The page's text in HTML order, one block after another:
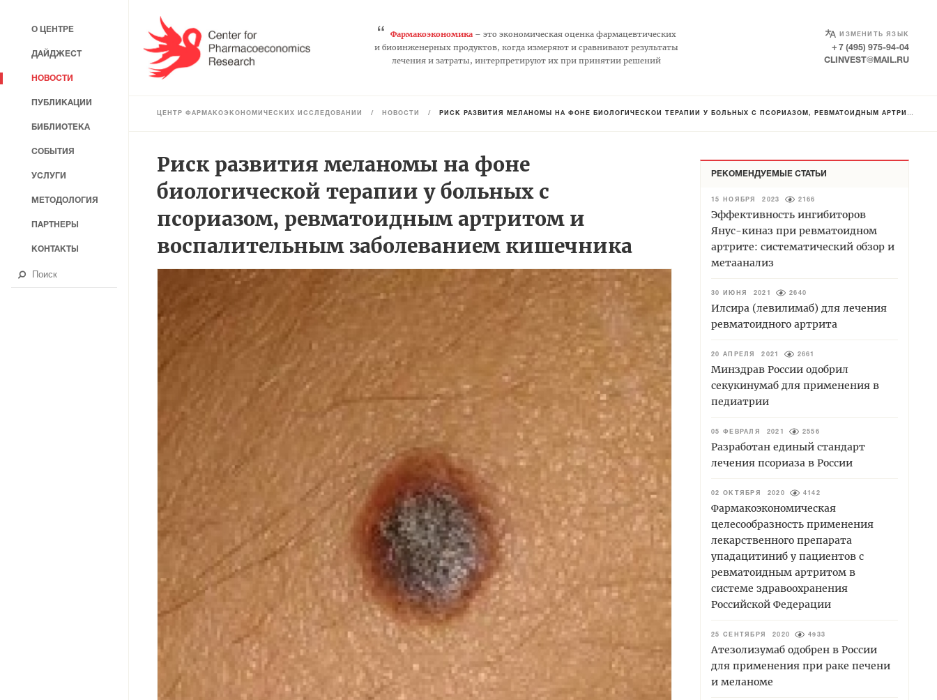
“ Фармакоэкономика– это экономическая оценка фармацевтических
и биоинженерных продуктов, когда измеряют и сравнивают результаты
лечения и затраты, интерпретируют их при принятии решений
ИЗМЕНИТЬ ЯЗЫК
SELECT LANGUAGE
+ 7 (495) 975-94-04
CLINVEST@MAIL.RU
ЦЕНТР ФАРМАКОЭКОНОМИЧЕСКИХ ИССЛЕДОВАНИЙ / НОВОСТИ / РИСК РАЗВИТИЯ МЕЛАНОМЫ НА ФОНЕ БИОЛОГИЧЕСКОЙ ТЕРАПИИ У БОЛЬНЫХ С ПСОРИАЗОМ, РЕВМАТОИДНЫМ АРТРИТОМ И ВОСПАЛИТЕЛЬНЫМ ЗАБОЛЕВАНИЕМ КИШЕЧНИКА
Риск развития меланомы на фоне
биологической терапии у больных с
псориазом, ревматоидным артритом и
воспалительным заболеванием кишечника
РЕКОМЕНДУЕМЫЕ СТАТЬИ
15 НОЯБРЯ 2023 2166
Эффективность ингибиторов
Янус-киназ при ревматоидном
артрите: систематический обзор и
метаанализ
30 ИЮНЯ 2021 2640
Илсира (левилимаб) для лечения
ревматоидного артрита
20 АПРЕЛЯ 2021 2661
Минздрав России одобрил
секукинумаб для применения в
педиатрии
05 ФЕВРАЛЯ 2021 2556
Разработан единый стандарт
лечения псориаза в России
02 ОКТЯБРЯ 2020 4142
Фармакоэкономическая
целесообразность применения
лекарственного препарата
упадацитиниб у пациентов с
ревматоидным артритом в
системе здравоохранения
Российской Федерации
25 СЕНТЯБРЯ 2020 4933
Атезолизумаб одобрен в России
для применения при раке печени
и меланоме
О ЦЕНТРЕ
ДАЙДЖЕСТ
НОВОСТИ
ПУБЛИКАЦИИ
БИБЛИОТЕКА
СОБЫТИЯ
УСЛУГИ
МЕТОДОЛОГИЯ
ПАРТНЕРЫ
КОНТАКТЫ